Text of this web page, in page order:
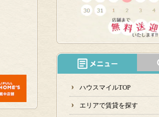
ハウスマイルTOP
エリアで賃貸を探す